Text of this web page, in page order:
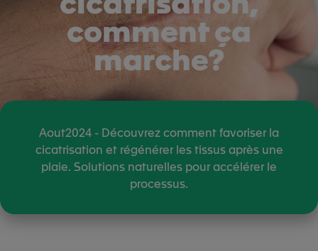
comment ça
marche?
Aout2024 - Découvrez comment favoriser la
cicatrisation et régénérer les tissus après une
plaie. Solutions naturelles pour accélérer le
processus.